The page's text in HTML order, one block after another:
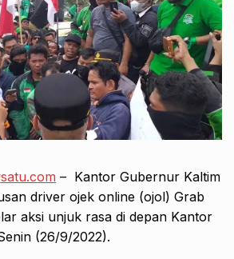
– Kantor Gubernur Kaltim
driver ojek online (ojol) Grab
aksi unjuk rasa di depan Kantor
(26/9/2022).